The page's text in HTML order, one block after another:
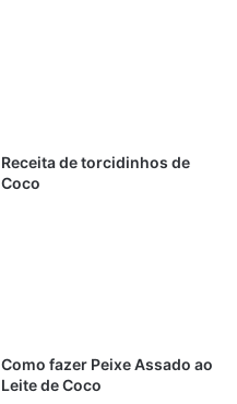
Receita de torcidinhos de
Coco
Como fazer Peixe Assado ao
Leite de Coco